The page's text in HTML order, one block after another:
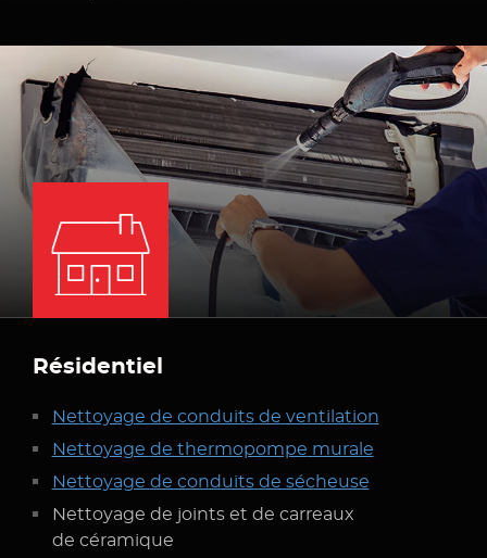
Résidentiel
Nettoyage de conduits de ventilation
Nettoyage de thermopompe murale
Nettoyage de conduits de sécheuse
Nettoyage de joints et de carreaux
de céramique